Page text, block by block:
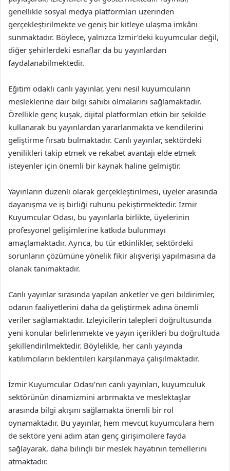
genellikle sosyal medya platformları üzerinden
gerçekleştirilmekte ve geniş bir kitleye ulaşma imkânı
sunmaktadır. Böylece, yalnızca İzmir’deki kuyumcular değil,
diğer şehirlerdeki esnaflar da bu yayınlardan
faydalanabilmektedir.
Eğitim odaklı canlı yayınlar, yeni nesil kuyumcuların
mesleklerine dair bilgi sahibi olmalarını sağlamaktadır.
Özellikle genç kuşak, dijital platformları etkin bir şekilde
kullanarak bu yayınlardan yararlanmakta ve kendilerini
geliştirme fırsatı bulmaktadır. Canlı yayınlar, sektördeki
yenilikleri takip etmek ve rekabet avantajı elde etmek
isteyenler için önemli bir kaynak haline gelmiştir.
Yayınların düzenli olarak gerçekleştirilmesi, üyeler arasında
dayanışma ve iş birliği ruhunu pekiştirmektedir. İzmir
Kuyumcular Odası, bu yayınlarla birlikte, üyelerinin
profesyonel gelişimlerine katkıda bulunmayı
amaçlamaktadır. Ayrıca, bu tür etkinlikler, sektördeki
sorunların çözümüne yönelik fikir alışverişi yapılmasına da
olanak tanımaktadır.
Canlı yayınlar sırasında yapılan anketler ve geri bildirimler,
odanın faaliyetlerini daha da geliştirmek adına önemli
veriler sağlamaktadır. İzleyicilerin talepleri doğrultusunda
yeni konular belirlenmekte ve yayın içerikleri bu doğrultuda
şekillendirilmektedir. Böylelikle, her canlı yayında
katılımcıların beklentileri karşılanmaya çalışılmaktadır.
İzmir Kuyumcular Odası’nın canlı yayınları, kuyumculuk
sektörünün dinamizmini artırmakta ve meslektaşlar
arasında bilgi akışını sağlamakta önemli bir rol
oynamaktadır. Bu yayınlar, hem mevcut kuyumculara hem
de sektöre yeni adım atan genç girişimcilere fayda
sağlayarak, daha bilinçli bir meslek hayatının temellerini
atmaktadır.